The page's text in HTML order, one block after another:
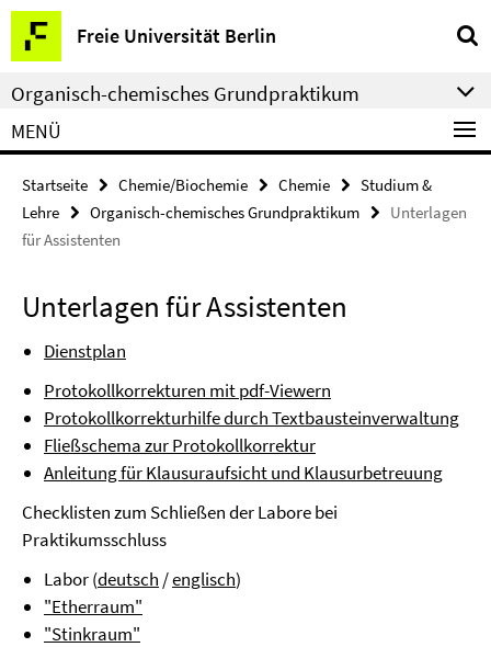
Springe
direkt
zu
Inhalt
Freie Universität Berlin
Service-
Navigation
Organisch-chemisches Grundpraktikum
MENÜ
Startseite Chemie/Biochemie Chemie
Studium &
Lehre
Organisch-chemisches Grundpraktikum
Unterlagen
für Assistenten
Unterlagen für Assistenten
Dienstplan
Protokollkorrekturen mit pdf-Viewern
Protokollkorrekturhilfe durch Textbausteinverwaltung
Fließschema zur Protokollkorrektur
Anleitung für Klausuraufsicht und Klausurbetreuung
Checklisten zum Schließen der Labore bei
Praktikumsschluss
Labor (deutsch /englisch)
"Etherraum"
"Stinkraum"